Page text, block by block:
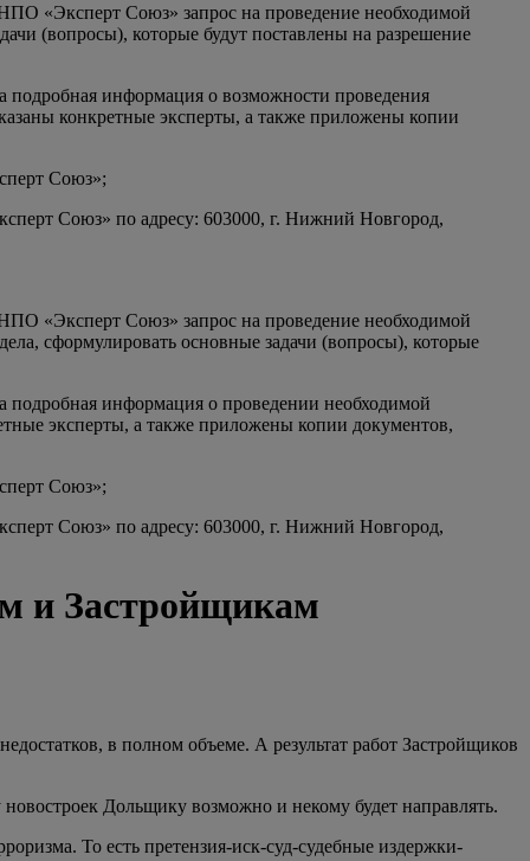
«Эксперт Союз» запрос на проведение необходимой
(вопросы), которые будут поставлены на разрешение
информация о возможности проведения
конкретные эксперты, а также приложены копии
Союз»;
Союз» по адресу: 603000, г. Нижний Новгород,
«Эксперт Союз» запрос на проведение необходимой
сформулировать основные задачи (вопросы), которые
информация о проведении необходимой
эксперты, а также приложены копии документов,
Союз»;
Союз» по адресу: 603000, г. Нижний Новгород,
и Застройщикам
в полном объеме. А результат работ Застройщиков
Дольщику возможно и некому будет направлять.
То есть претензия-иск-суд-судебные издержки-